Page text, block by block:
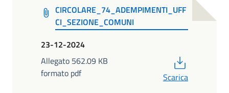
CIRCOLARE_74_ADEMPIMENTI_UFF
CI_SEZIONE_COMUNI
23-12-2024
Allegato 562.09 KB
formato pdf
Scarica